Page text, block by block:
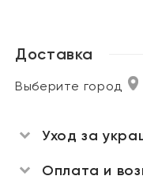
Доставка
Выберите город
Уход за
Оплата и